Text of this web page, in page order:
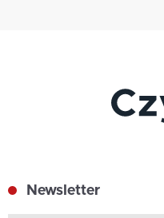
Newsletter